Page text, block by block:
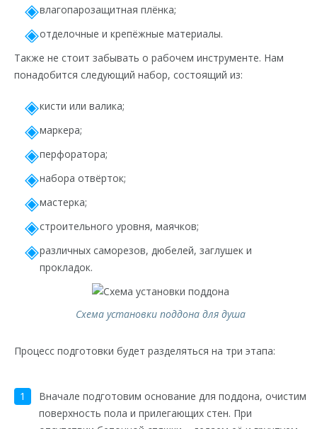
влагопарозащитная плёнка;
отделочные и крепёжные материалы.
Также не стоит забывать о рабочем инструменте. Нам
понадобится следующий набор, состоящий из:
кисти или валика;
маркера;
перфоратора;
набора отвёрток;
мастерка;
строительного уровня, маячков;
различных саморезов, дюбелей, заглушек и
прокладок.
Схема установки поддона для душа
Процесс подготовки будет разделяться на три этапа:
Вначале подготовим основание для поддона, очистим
поверхность пола и прилегающих стен. При